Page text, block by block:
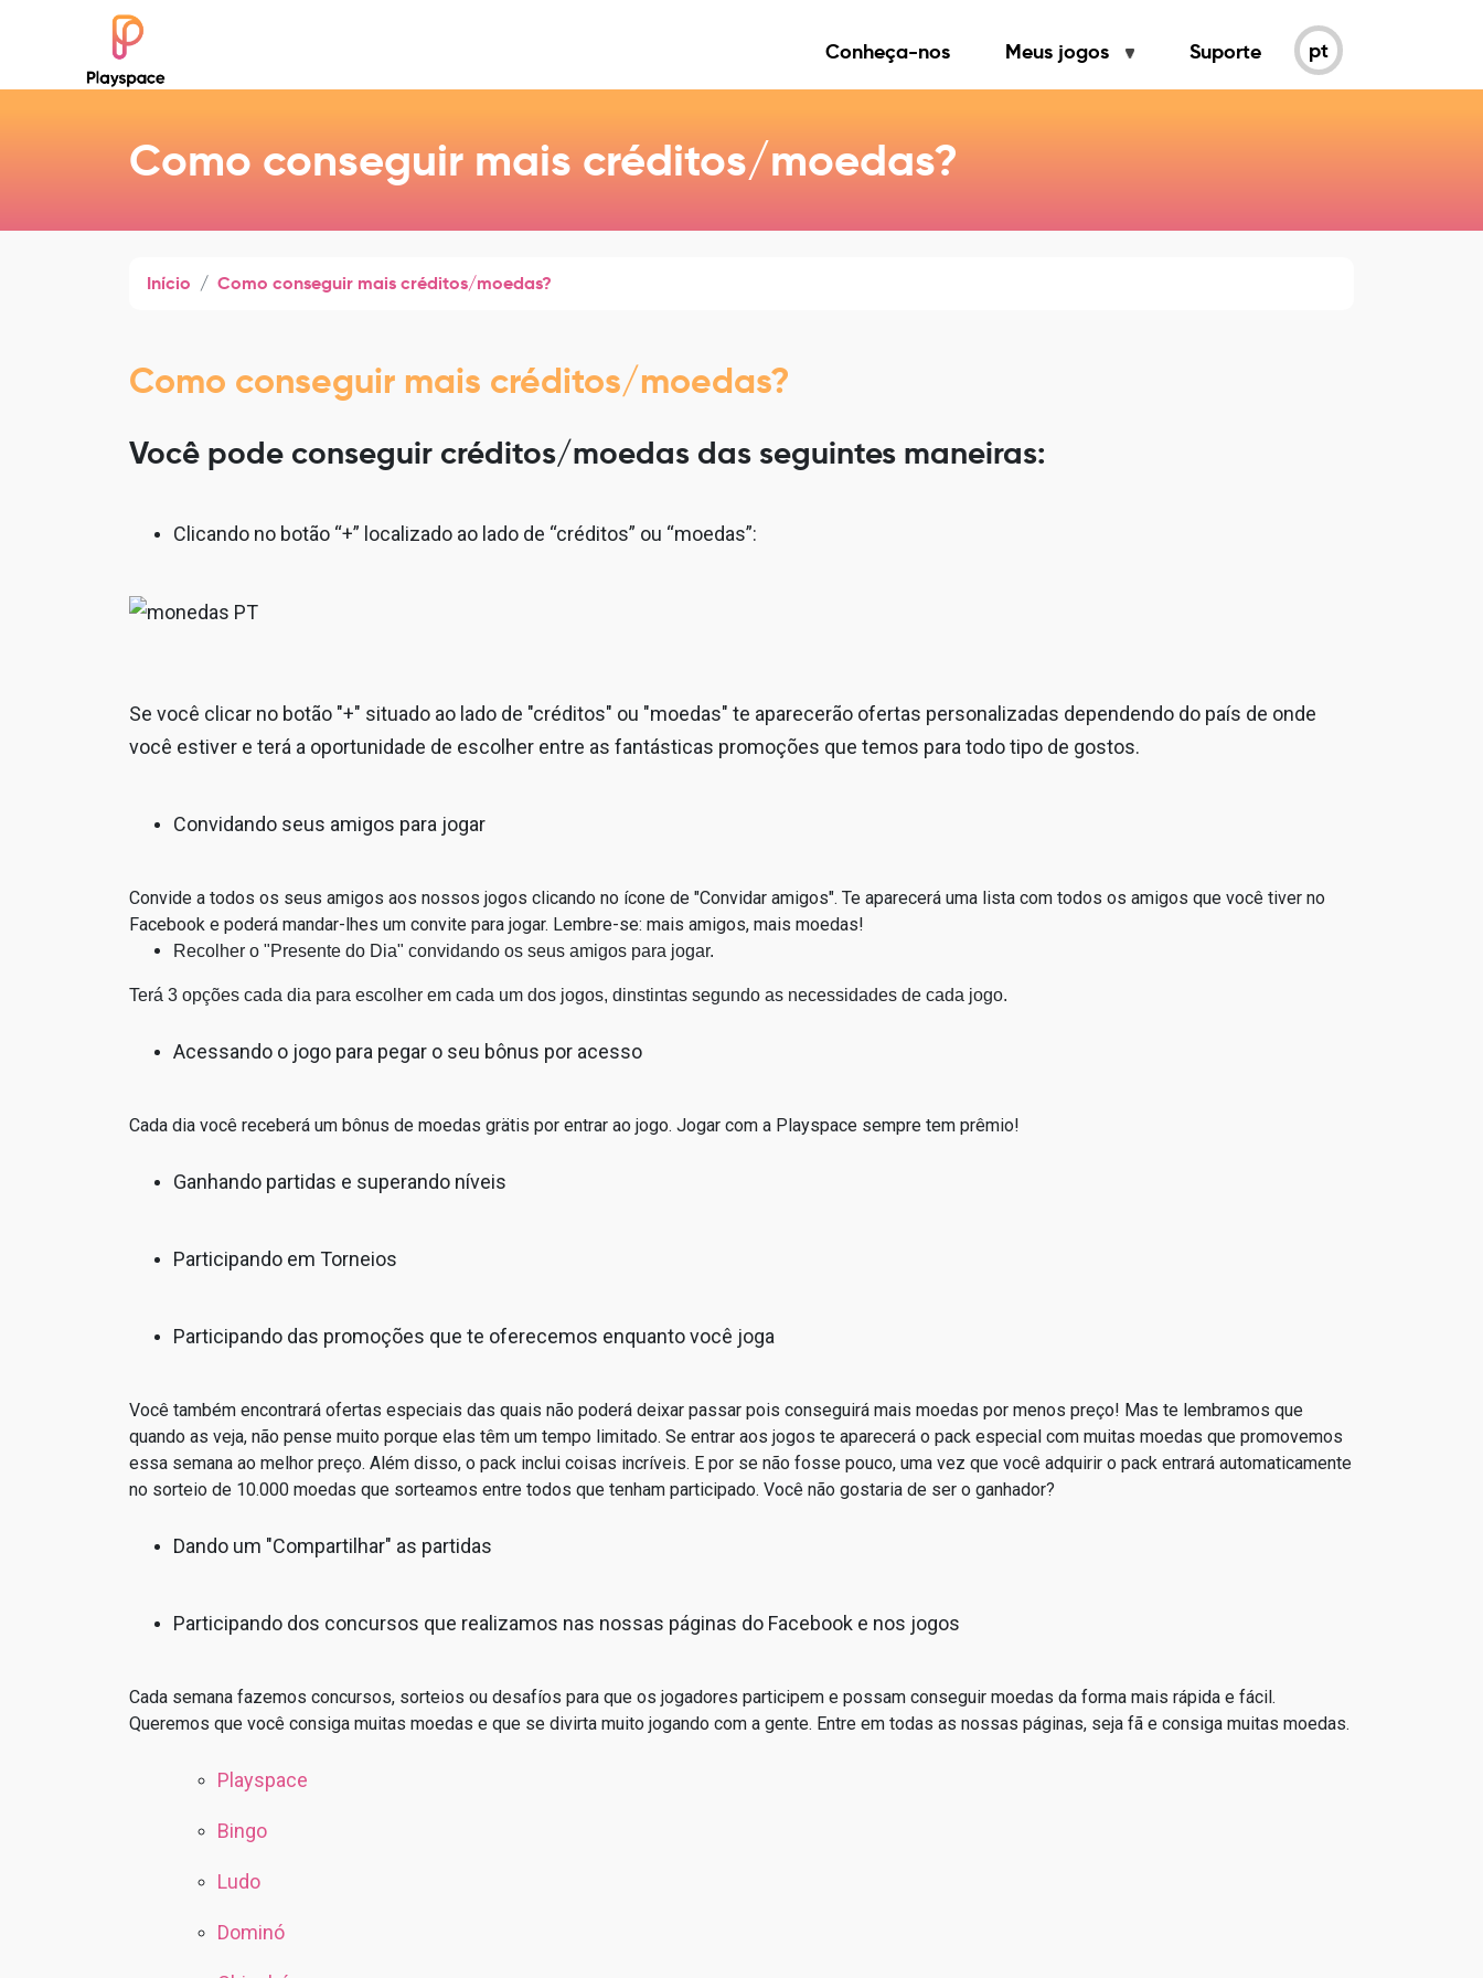
Conheça-nos Meus jogos Suporte pt
Como conseguir mais créditos/moedas?
Início Como conseguir mais créditos/moedas?
Como conseguir mais créditos/moedas?
Você pode conseguir créditos/moedas das seguintes maneiras:
Clicando no botão “+” localizado ao lado de “créditos” ou “moedas”:
Se você clicar no botão "+" situado ao lado de "créditos" ou "moedas" te aparecerão ofertas personalizadas dependendo do país de onde
você estiver e terá a oportunidade de escolher entre as fantásticas promoções que temos para todo tipo de gostos.
Convidando seus amigos para jogar
Convide a todos os seus amigos aos nossos jogos clicando no ícone de "Convidar amigos". Te aparecerá uma lista com todos os amigos que você tiver no
Facebook e poderá mandar-lhes um convite para jogar. Lembre-se: mais amigos, mais moedas!
Recolher o "Presente do Dia" convidando os seus amigos para jogar.
Terá 3 opções cada dia para escolher em cada um dos jogos, dinstintas segundo as necessidades de cada jogo.
Acessando o jogo para pegar o seu bônus por acesso
Cada dia você receberá um bônus de moedas grätis por entrar ao jogo. Jogar com a Playspace sempre tem prêmio!
Ganhando partidas e superando níveis
Participando em Torneios
Participando das promoções que te oferecemos enquanto você joga
Você também encontrará ofertas especiais das quais não poderá deixar passar pois conseguirá mais moedas por menos preço! Mas te lembramos que
quando as veja, não pense muito porque elas têm um tempo limitado. Se entrar aos jogos te aparecerá o pack especial com muitas moedas que promovemos
essa semana ao melhor preço. Além disso, o pack inclui coisas incríveis. E por se não fosse pouco, uma vez que você adquirir o pack entrará automaticamente
no sorteio de 10.000 moedas que sorteamos entre todos que tenham participado. Você não gostaria de ser o ganhador?
Dando um "Compartilhar" as partidas
Participando dos concursos que realizamos nas nossas páginas do Facebook e nos jogos
Cada semana fazemos concursos, sorteios ou desafíos para que os jogadores participem e possam conseguir moedas da forma mais rápida e fácil.
Queremos que você consiga muitas moedas e que se divirta muito jogando com a gente. Entre em todas as nossas páginas, seja fã e consiga muitas moedas.
Playspace
Bingo
Ludo
Dominó